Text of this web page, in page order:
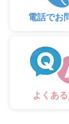
電話でお
よくあ